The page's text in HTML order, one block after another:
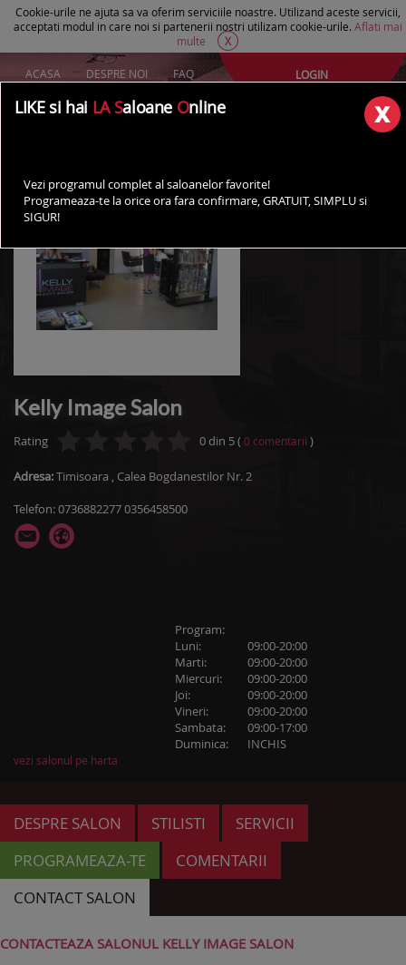
Cookie-urile ne ajuta sa va oferim serviciile noastre. Utilizand aceste servicii,
acceptati modul in care noi si partenerii nostri utilizam cookie-urile. Aflati mai
multe
X
ACASA DESPRE NOI FAQ
AI UN SALON?
LOGIN
Kelly Image Salon
Rating 0din 5( 0 comentarii )
Adresa:Timisoara , Calea Bogdanestilor Nr. 2
Telefon: 0736882277 0356458500
Program:
Luni:
09:00-20:00
Marti:
09:00-20:00
Miercuri:
09:00-20:00
Joi:
09:00-20:00
Vineri:
09:00-20:00
Sambata:
09:00-17:00
Duminica:
INCHIS
vezi salonul pe harta
DESPRE SALON STILISTI
SERVICII
PROGRAMEAZA-TE
COMENTARII
CONTACT SALON
CONTACTEAZA SALONUL KELLY IMAGE SALON
LIKE si hai LA Saloane Online
Vezi programul complet al saloanelor favorite!
Programeaza-te la orice ora fara confirmare, GRATUIT, SIMPLU si
SIGUR!